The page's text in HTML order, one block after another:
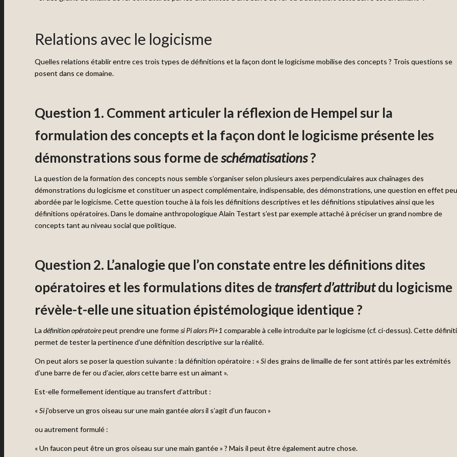
Relations avec le logicisme
Quelles relations établir entre ces trois types de définitions et la façon dont le logicisme mobilise des concepts ? Trois questions se
posent dans ce domaine.
Question 1. Comment articuler la réflexion de Hempel sur la
formulation des concepts et la façon dont le logicisme présente les
démonstrations sous forme deschématisations?
La question de la formation des concepts nous semble s’organiser selon plusieurs axes perpendiculaires aux chaînages des
démonstrations du logicisme et constituer un aspect complémentaire, indispensable, des démonstrations, une question en effet peu
abordée par le logicisme. Cette question touche à la fois les définitions descriptives et les définitions stipulatives ainsi que les
définitions opératoires. Dans le domaine anthropologique Alain Testart s’est par exemple attaché à préciser un grand nombre de
concepts tant au niveau social que politique.
Question 2. L’analogie que l’on constate entre les définitions dites
opératoires et les formulations dites detransfert d’attributdu logicisme
révèle-t-elle une situation épistémologique identique ?
La définition opératoirepeut prendre une formesi Pi alors Pi+1 comparable à celle introduite par le logicisme (cf. ci-dessus). Cette
permet de tester la pertinence d’une définition descriptive sur la réalité.
On peut alors se poser la question suivante : la définition opératoire : «Sides grains de limaille de fer sont attirés par les extrémités
d’une barre de fer ou d’acier, alorscette barre est un aimant ».
Est-elle formellement identique au transfert d’attribut :
«Sij’observe un gros oiseau sur une main gantéealorsil s’agit d’un faucon »
ou autrement formulé :
« Un faucon peut être un gros oiseau sur une main gantée » ? Mais il peut être également autre chose.